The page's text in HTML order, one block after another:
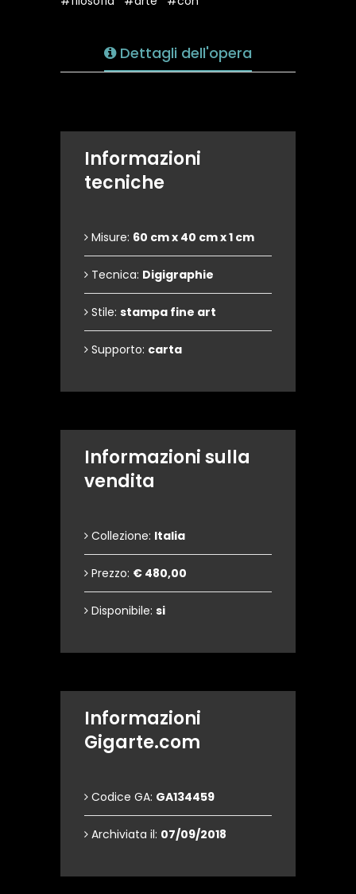
Dettagli dell'opera
Informazioni
tecniche
Misure: 60 cm x 40 cm x 1 cm
Tecnica: Digigraphie
Stile: stampa fine art
Supporto: carta
Informazioni sulla
vendita
Collezione: Italia
Prezzo: € 480,00
Disponibile: si
Informazioni
Gigarte.com
Codice GA: GA134459
Archiviata il: 07/09/2018